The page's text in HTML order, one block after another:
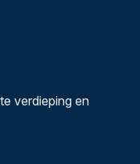
verdieping en